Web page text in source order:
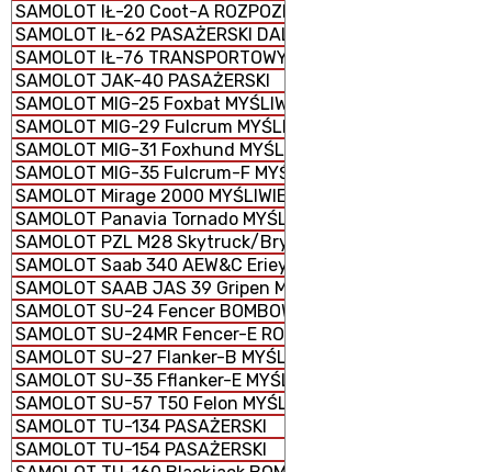
SAMOLOT IŁ-20 Coot-A ROZPOZNAWCZY
SAMOLOT IŁ-62 PASAŻERSKI DALEKIEGO ZASIĘGU
SAMOLOT IŁ-76 TRANSPORTOWY TAKTYCZNY
SAMOLOT JAK-40 PASAŻERSKI
SAMOLOT MIG-25 Foxbat MYŚLIWIEC
SAMOLOT MIG-29 Fulcrum MYŚLIWIEC
SAMOLOT MIG-31 Foxhund MYŚLIWIEC
SAMOLOT MIG-35 Fulcrum-F MYŚLIWIEC
SAMOLOT Mirage 2000 MYŚLIWIEC WIELOZADANIOWY
SAMOLOT Panavia Tornado MYŚLIWSKO-BOMBOWY
SAMOLOT PZL M28 Skytruck/Bryza
SAMOLOT Saab 340 AEW&C Erieye WCZESNEGO
SAMOLOT SAAB JAS 39 Gripen MYŚLIWIEC
SAMOLOT SU-24 Fencer BOMBOWIEC
SAMOLOT SU-24MR Fencer-E ROZPOZNAWCZY
SAMOLOT SU-27 Flanker-B MYŚLIWIEC
SAMOLOT SU-35 Fflanker-E MYŚLIWIEC
SAMOLOT SU-57 T50 Felon MYŚLIWIEC
SAMOLOT TU-134 PASAŻERSKI
SAMOLOT TU-154 PASAŻERSKI